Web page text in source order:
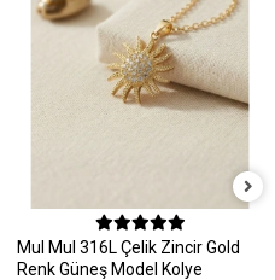
MuI MuI 316L Çelik Zincir Gold
Renk Güneş Model Kolye